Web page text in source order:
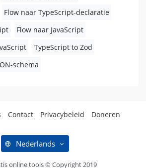
Flow naar TypeScript-declaratie
Flow naar JavaScript
TypeScript to Zod
schema
Contact Privacybeleid Doneren
Nederlands
online tools © Copyright 2019